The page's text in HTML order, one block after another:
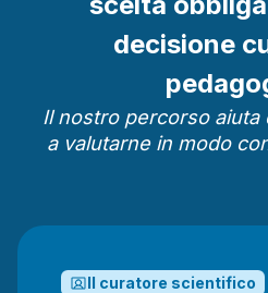
decisione
Il nostro percorso
a valutarne in modo
Il curatore scientifico